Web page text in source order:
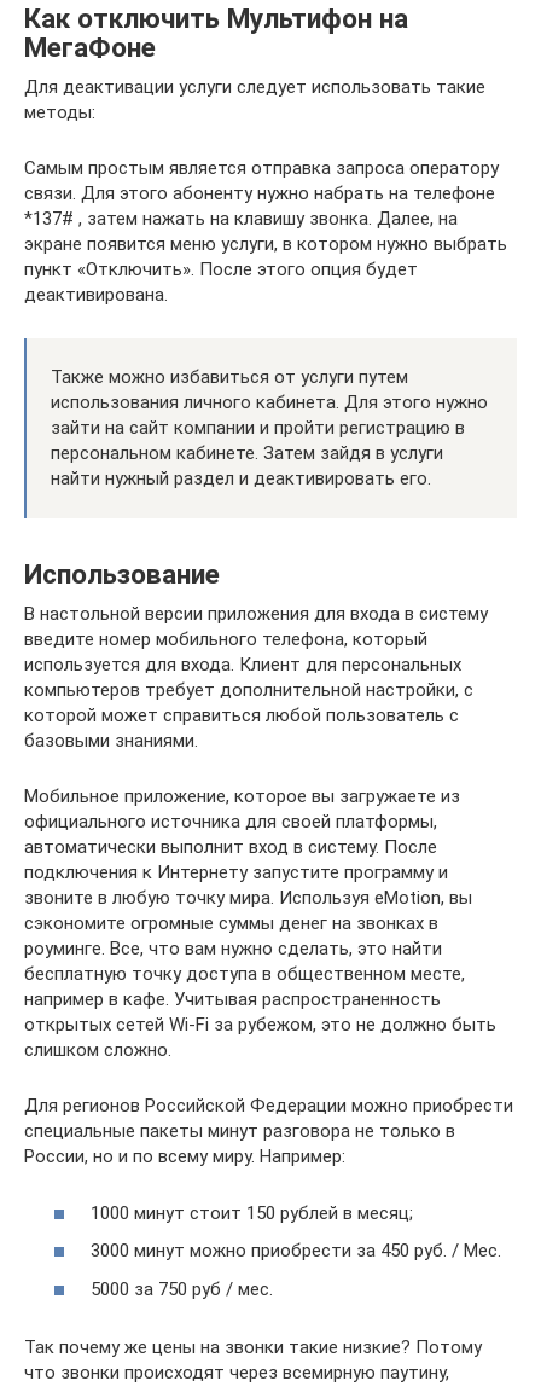
Как отключить Мультифон на
МегаФоне
Для деактивации услуги следует использовать такие
методы:
Самым простым является отправка запроса оператору
связи. Для этого абоненту нужно набрать на телефоне
*137# , затем нажать на клавишу звонка. Далее, на
экране появится меню услуги, в котором нужно выбрать
пункт «Отключить». После этого опция будет
деактивирована.
Также можно избавиться от услуги путем
использования личного кабинета. Для этого нужно
зайти на сайт компании и пройти регистрацию в
персональном кабинете. Затем зайдя в услуги
найти нужный раздел и деактивировать его.
Использование
В настольной версии приложения для входа в систему
введите номер мобильного телефона, который
используется для входа. Клиент для персональных
компьютеров требует дополнительной настройки, с
которой может справиться любой пользователь с
базовыми знаниями.
Мобильное приложение, которое вы загружаете из
официального источника для своей платформы,
автоматически выполнит вход в систему. После
подключения к Интернету запустите программу и
звоните в любую точку мира. Используя eMotion, вы
сэкономите огромные суммы денег на звонках в
роуминге. Все, что вам нужно сделать, это найти
бесплатную точку доступа в общественном месте,
например в кафе. Учитывая распространенность
открытых сетей Wi-Fi за рубежом, это не должно быть
слишком сложно.
Для регионов Российской Федерации можно приобрести
специальные пакеты минут разговора не только в
России, но и по всему миру. Например:
1000 минут стоит 150 рублей в месяц;
3000 минут можно приобрести за 450 руб. / Мес.
5000 за 750 руб / мес.
Так почему же цены на звонки такие низкие? Потому
что звонки происходят через всемирную паутину,